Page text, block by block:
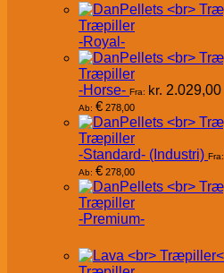
Træpiller
-Royal-
Træpiller
-Horse- Fra: kr. 2.029,00
Ab: € 278,00
Træpiller
-Standard- (Industri) Fra:
Ab: € 278,00
Træpiller
-Premium-